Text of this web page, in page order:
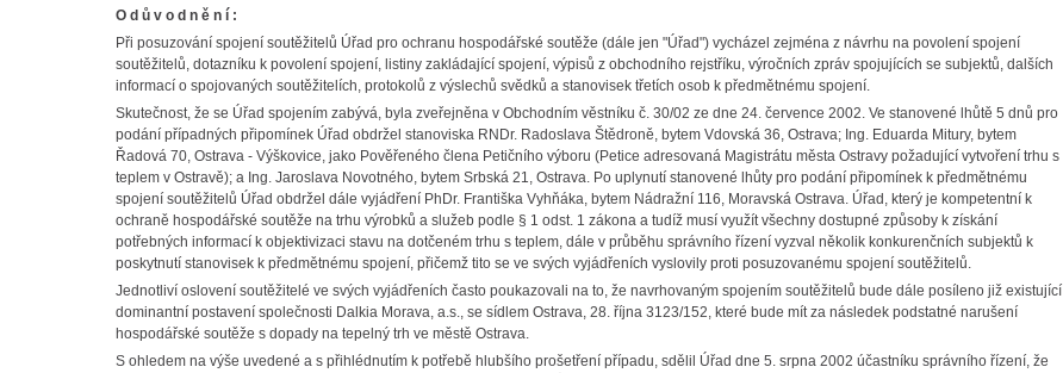
O d ů v o d n ě n í :
Při posuzování spojení soutěžitelů Úřad pro ochranu hospodářské soutěže (dále jen "Úřad") vycházel zejména z návrhu na povolení spojení
soutěžitelů, dotazníku k povolení spojení, listiny zakládající spojení, výpisů z obchodního rejstříku, výročních zpráv spojujících se subjektů, dalších
informací o spojovaných soutěžitelích, protokolů z výslechů svědků a stanovisek třetích osob k předmětnému spojení.
Skutečnost, že se Úřad spojením zabývá, byla zveřejněna v Obchodním věstníku č. 30/02 ze dne 24. července 2002. Ve stanovené lhůtě 5 dnů pro
podání případných připomínek Úřad obdržel stanoviska RNDr. Radoslava Štědroně, bytem Vdovská 36, Ostrava; Ing. Eduarda Mitury, bytem
Řadová 70, Ostrava - Výškovice, jako Pověřeného člena Petičního výboru (Petice adresovaná Magistrátu města Ostravy požadující vytvoření trhu s
teplem v Ostravě); a Ing. Jaroslava Novotného, bytem Srbská 21, Ostrava. Po uplynutí stanovené lhůty pro podání připomínek k předmětnému
spojení soutěžitelů Úřad obdržel dále vyjádření PhDr. Františka Vyhňáka, bytem Nádražní 116, Moravská Ostrava. Úřad, který je kompetentní k
ochraně hospodářské soutěže na trhu výrobků a služeb podle § 1 odst. 1 zákona a tudíž musí využít všechny dostupné způsoby k získání
potřebných informací k objektivizaci stavu na dotčeném trhu s teplem, dále v průběhu správního řízení vyzval několik konkurenčních subjektů k
poskytnutí stanovisek k předmětnému spojení, přičemž tito se ve svých vyjádřeních vyslovily proti posuzovanému spojení soutěžitelů.
Jednotliví oslovení soutěžitelé ve svých vyjádřeních často poukazovali na to, že navrhovaným spojením soutěžitelů bude dále posíleno již existující
dominantní postavení společnosti Dalkia Morava, a.s., se sídlem Ostrava, 28. října 3123/152, které bude mít za následek podstatné narušení
hospodářské soutěže s dopady na tepelný trh ve městě Ostrava.
S ohledem na výše uvedené a s přihlédnutím k potřebě hlubšího prošetření případu, sdělil Úřad dne 5. srpna 2002 účastníku správního řízení, že